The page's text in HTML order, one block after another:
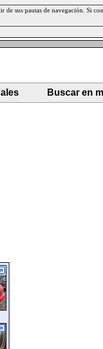
sus pautas de navegación. Si
Buscar en